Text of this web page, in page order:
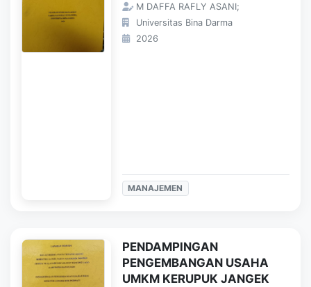
M DAFFA RAFLY ASANI;
Universitas Bina Darma
2026
MANAJEMEN
PENDAMPINGAN
PENGEMBANGAN USAHA
UMKM KERUPUK JANGEK